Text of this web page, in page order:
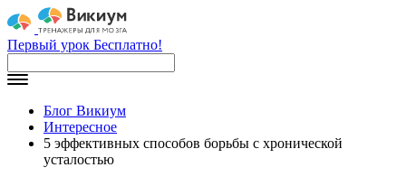
Первый урок Бесплатно!
Блог Викиум
Интересное
5 эффективных способов борьбы с хронической
усталостью